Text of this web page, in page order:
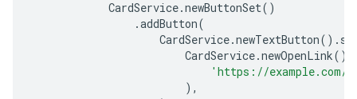
CardService.newButtonSet()
.addButton(
CardService.newTextButton().
CardService.newOpenLink().
'https://example.com/
),